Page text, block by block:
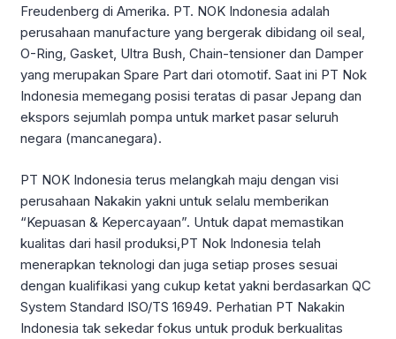
Freudenberg di Amerika. PT. NOK Indonesia adalah
perusahaan manufacture yang bergerak dibidang oil seal,
O-Ring, Gasket, Ultra Bush, Chain-tensioner dan Damper
yang merupakan Spare Part dari otomotif. Saat ini PT Nok
Indonesia memegang posisi teratas di pasar Jepang dan
ekspors sejumlah pompa untuk market pasar seluruh
negara (mancanegara).
PT NOK Indonesia terus melangkah maju dengan visi
perusahaan Nakakin yakni untuk selalu memberikan
“Kepuasan & Kepercayaan”. Untuk dapat memastikan
kualitas dari hasil produksi,PT Nok Indonesia telah
menerapkan teknologi dan juga setiap proses sesuai
dengan kualifikasi yang cukup ketat yakni berdasarkan QC
System Standard ISO/TS 16949. Perhatian PT Nakakin
Indonesia tak sekedar fokus untuk produk berkualitas